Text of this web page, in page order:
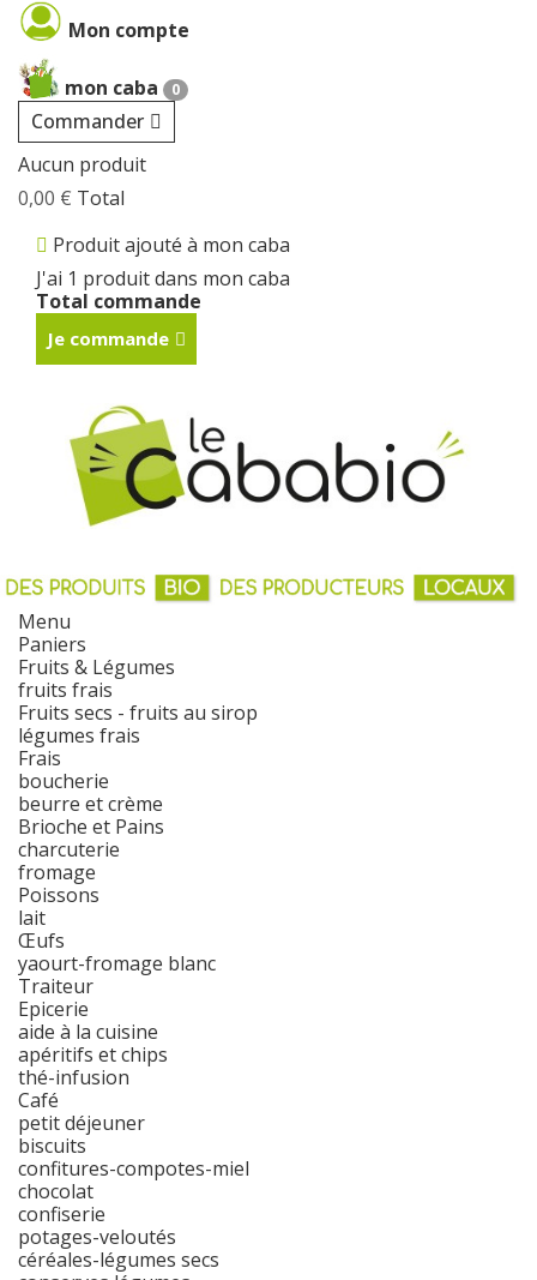
Mon compte
mon caba 0
Commander
Aucun produit
0,00 € Total
Produit ajouté à mon caba
J'ai 1 produit dans mon caba
Total commande
Je commande
Menu
Paniers
Fruits & Légumes
fruits frais
Fruits secs - fruits au sirop
légumes frais
Frais
boucherie
beurre et crème
Brioche et Pains
charcuterie
fromage
Poissons
lait
Œufs
yaourt-fromage blanc
Traiteur
Epicerie
aide à la cuisine
apéritifs et chips
thé-infusion
Café
petit déjeuner
biscuits
confitures-compotes-miel
chocolat
confiserie
potages-veloutés
céréales-légumes secs
Cookies management panel